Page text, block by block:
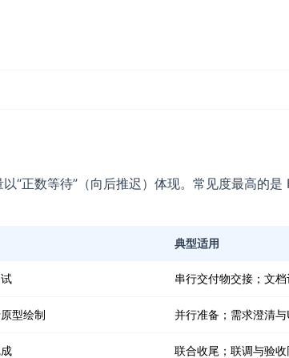
“正数等待”（向后推迟）体现。常见度最高的
典型适用
串行交付物交接；文
型绘制 并行准备；需求澄清与
联合收尾；联调与验